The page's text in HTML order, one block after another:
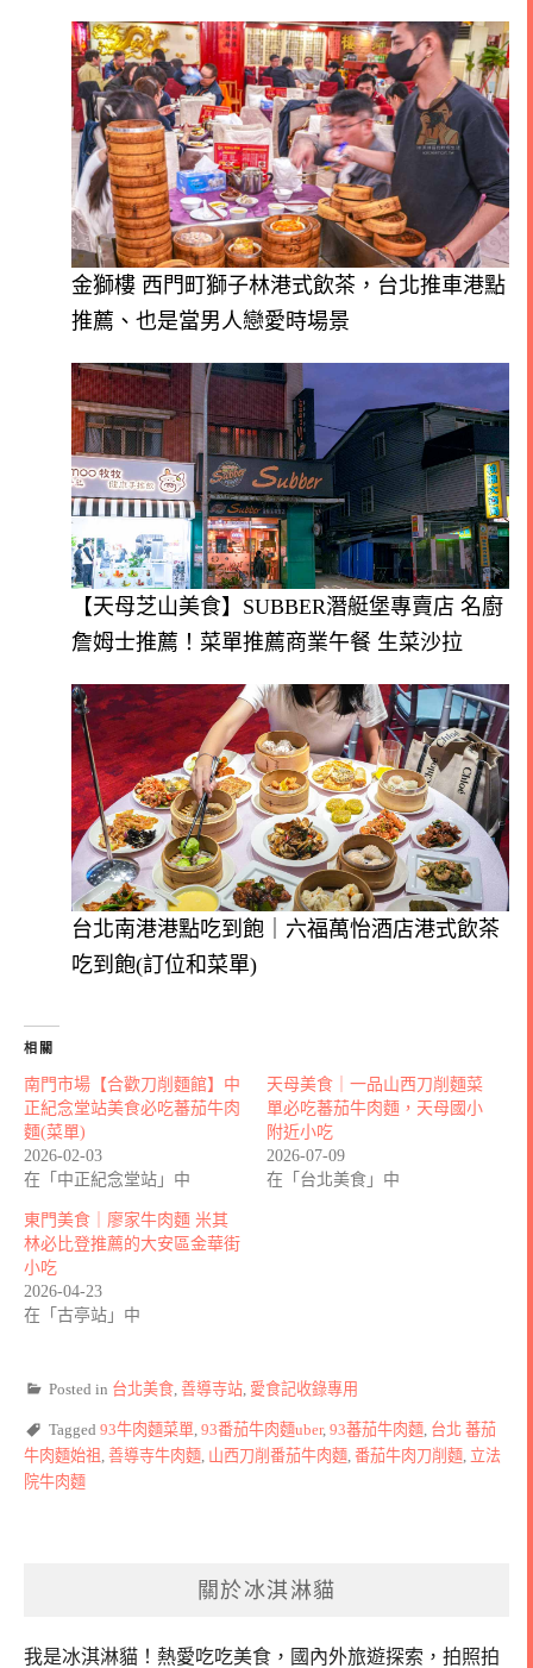
金獅樓 西門町獅子林港式飲茶，台北推車港點
推薦、也是當男人戀愛時場景
【天母芝山美食】SUBBER潛艇堡專賣店 名廚
詹姆士推薦！菜單推薦商業午餐 生菜沙拉
台北南港港點吃到飽｜六福萬怡酒店港式飲茶
吃到飽(訂位和菜單)
相關
南門市場【合歡刀削麵館】中
正紀念堂站美食必吃蕃茄牛肉
麵(菜單)
2026-02-03
在「中正紀念堂站」中
天母美食｜一品山西刀削麵菜
單必吃蕃茄牛肉麵，天母國小
附近小吃
2026-07-09
在「台北美食」中
東門美食｜廖家牛肉麵 米其
林必比登推薦的大安區金華街
小吃
2026-04-23
在「古亭站」中
Posted in 台北美食, 善導寺站, 愛食記收錄專用
Tagged 93牛肉麵菜單, 93番茄牛肉麵uber, 93蕃茄牛肉麵, 台北 蕃茄
牛肉麵始祖 , 善導寺牛肉麵, 山西刀削番茄牛肉麵, 番茄牛肉刀削麵, 立法
院牛肉麵
關於冰淇淋貓
我是冰淇淋貓！ 熱愛吃吃美食，國內外旅遊探索，拍照拍